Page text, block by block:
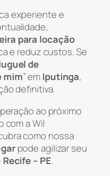
experiente e
para locação
e reduz custos. Se
de
mim” emIputinga,
definitiva.
ao próximo
com a Wil
como nossa
pode agilizar seu
– PE.